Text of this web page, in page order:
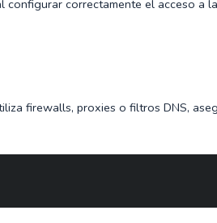
configurar correctamente el acceso a
firewalls, proxies o filtros DNS,